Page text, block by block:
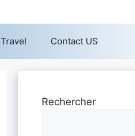
Travel Contact US
Rechercher